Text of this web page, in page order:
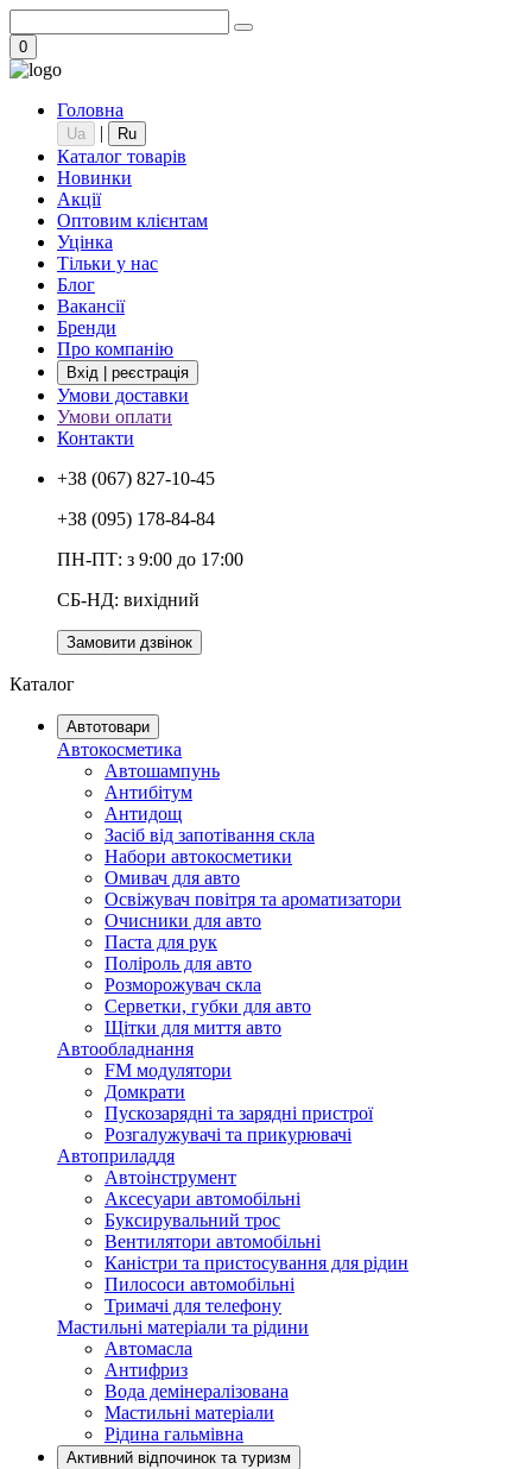
0
Головна
Ua | Ru
Каталог товарів
Новинки
Акції
Оптовим клієнтам
Уцінка
Тільки у нас
Блог
Вакансії
Бренди
Про компанію
Вхід | реєстрація
Умови доставки
Умови оплати
Контакти
+38 (067) 827-10-45
+38 (095) 178-84-84
ПН-ПТ: з 9:00 до 17:00
СБ-НД: вихідний
Замовити дзвінок
Каталог
Автотовари
Автокосметика
Автошампунь
Антибітум
Антидощ
Засіб від запотівання скла
Набори автокосметики
Омивач для авто
Освіжувач повітря та ароматизатори
Очисники для авто
Паста для рук
Поліроль для авто
Розморожувач скла
Серветки, губки для авто
Щітки для миття авто
Автообладнання
FM модулятори
Домкрати
Пускозарядні та зарядні пристрої
Розгалужувачі та прикурювачі
Автоприладдя
Автоінструмент
Аксесуари автомобільні
Буксирувальний трос
Вентилятори автомобільні
Каністри та пристосування для рідин
Пилососи автомобільні
Тримачі для телефону
Мастильні матеріали та рідини
Автомасла
Антифриз
Вода демінералізована
Мастильні матеріали
Рідина гальмівна
Активний відпочинок та туризм